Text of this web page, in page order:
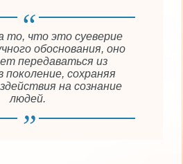
то, что это суеверие
обоснования, оно
передаваться из
поколение, сохраняя
на сознание
людей.